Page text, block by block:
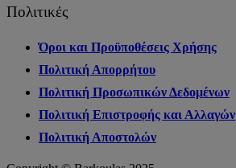
Πολιτικές
Όροι και Προϋποθέσεις Χρήσης
Πολιτική Απορρήτου
Πολιτική Προσωπικών Δεδομένων
Πολιτική Επιστροφής και Αλλαγών
Πολιτική Αποστολών